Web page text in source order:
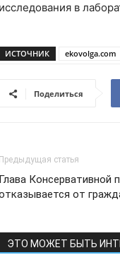
исследования в
ИСТОЧНИК ekovolga.com
Поделиться
Предыдущая статья
Глава Консервативной
от
ЭТО МОЖЕТ БЫТЬ